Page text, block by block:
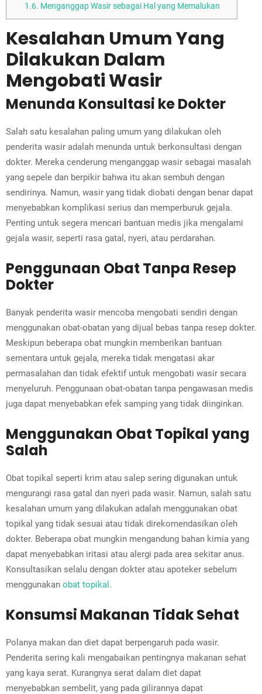
1.6. Menganggap Wasir sebagai Hal yang Memalukan
Kesalahan Umum Yang
Dilakukan Dalam
Mengobati Wasir
Menunda Konsultasi ke Dokter
Salah satu kesalahan paling umum yang dilakukan oleh
penderita wasir adalah menunda untuk berkonsultasi dengan
dokter. Mereka cenderung menganggap wasir sebagai masalah
yang sepele dan berpikir bahwa itu akan sembuh dengan
sendirinya. Namun, wasir yang tidak diobati dengan benar dapat
menyebabkan komplikasi serius dan memperburuk gejala.
Penting untuk segera mencari bantuan medis jika mengalami
gejala wasir, seperti rasa gatal, nyeri, atau perdarahan.
Penggunaan Obat Tanpa Resep
Dokter
Banyak penderita wasir mencoba mengobati sendiri dengan
menggunakan obat-obatan yang dijual bebas tanpa resep dokter.
Meskipun beberapa obat mungkin memberikan bantuan
sementara untuk gejala, mereka tidak mengatasi akar
permasalahan dan tidak efektif untuk mengobati wasir secara
menyeluruh. Penggunaan obat-obatan tanpa pengawasan medis
juga dapat menyebabkan efek samping yang tidak diinginkan.
Menggunakan Obat Topikal yang
Salah
Obat topikal seperti krim atau salep sering digunakan untuk
mengurangi rasa gatal dan nyeri pada wasir. Namun, salah satu
kesalahan umum yang dilakukan adalah menggunakan obat
topikal yang tidak sesuai atau tidak direkomendasikan oleh
dokter. Beberapa obat mungkin mengandung bahan kimia yang
dapat menyebabkan iritasi atau alergi pada area sekitar anus.
Konsultasikan selalu dengan dokter atau apoteker sebelum
menggunakan obat topikal .
Konsumsi Makanan Tidak Sehat
Polanya makan dan diet dapat berpengaruh pada wasir.
Penderita sering kali mengabaikan pentingnya makanan sehat
yang kaya serat. Kurangnya serat dalam diet dapat
menyebabkan sembelit, yang pada gilirannya dapat